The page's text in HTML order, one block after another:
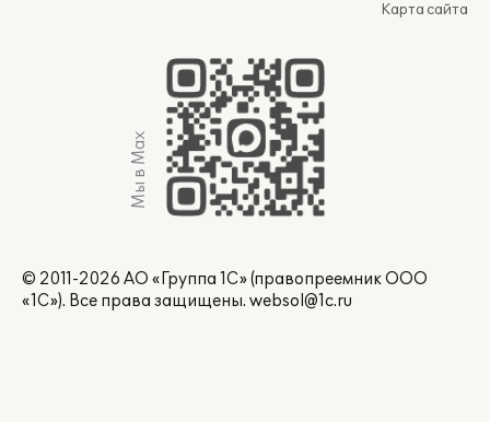
Карта сайта
Мы в Max
© 2011-2026 АО «Группа 1С» (правопреемник ООО
«1С»). Все права защищены. websol@1c.ru